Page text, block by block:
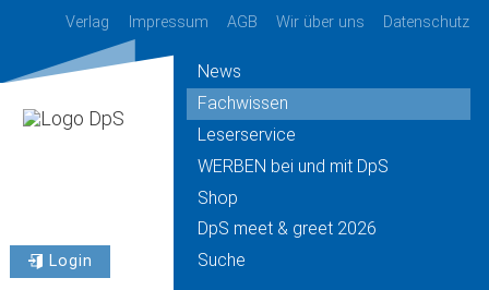
Verlag Impressum AGB Wir über uns Datenschutz
Login
News
Fachwissen
Leserservice
WERBEN bei und mit DpS
Shop
DpS meet & greet 2026
Suche